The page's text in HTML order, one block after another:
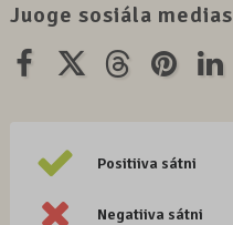
Juoge sosiála medias
Positiiva sátni
Negatiiva sátni